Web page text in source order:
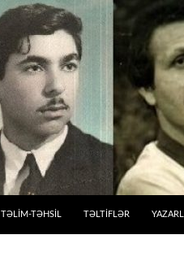
TƏLIM-TƏHSIL TƏLTİFLƏR